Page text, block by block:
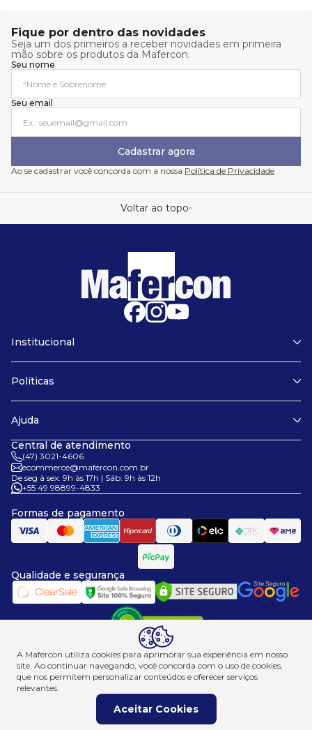
A Mafercon utiliza cookies para aprimorar sua experiência em nosso
site. Ao continuar navegando, você concorda com o uso de cookies,
que nos permitem personalizar conteúdos e oferecer serviços
relevantes.
Aceitar Cookies
Fique por dentro das novidades
Seja um dos primeiros a receber novidades em primeira
mão sobre os produtos da Mafercon.
Seu nome
Seu email
Cadastrar agora
Ao se cadastrar você concorda com a nossa Política de Privacidade
Voltar ao topo
Institucional
Assistência técnica
Garantia
Políticas
Políticas de trocas e reembolso
Termos de uso
Ajuda
Dúvidas frequentes
Fale conosco
Central de atendimento
(47) 3021-4606
ecommerce@mafercon.com.br
De seg à sex: 9h às 17h | Sáb: 9h às 12h
+55 49 98899-4833
Formas de pagamento
Qualidade e segurança
© Mafercon 2026. Todos os direitos reservados| Desenvolvido por Allomni